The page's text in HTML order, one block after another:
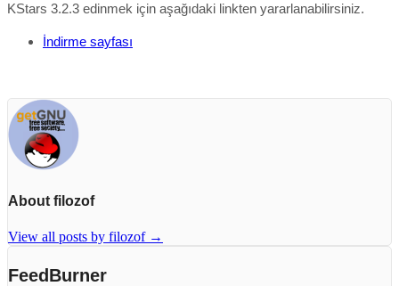
KStars 3.2.3 edinmek için aşağıdaki linkten yararlanabilirsiniz.
İndirme sayfası
About filozof
View all posts by filozof →
FeedBurner